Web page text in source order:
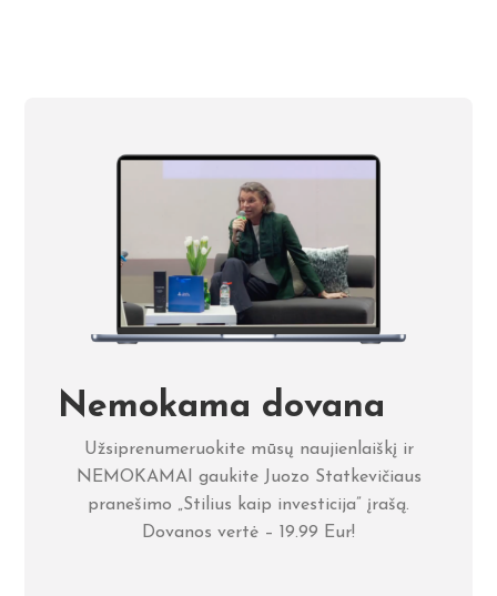
Nemokama dovana
Užsiprenumeruokite mūsų naujienlaiškį ir
NEMOKAMAI gaukite Juozo Statkevičiaus
pranešimo „Stilius kaip investicija” įrašą.
Dovanos vertė – 19.99 Eur!